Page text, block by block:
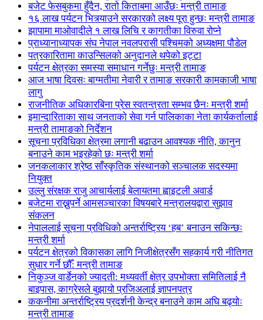
बजेट फेसबुकमा हुँदैन, रातो किताबमा आउँछः मन्त्री तामाङ
१६ लाख पर्यटन भित्र्याउने सरकारको लक्ष्य पूरा हुन्छः मन्त्री तामाङ
झापामा माओवादीले १ लाख लिचि र कागतीका विरुवा रोप्ने
प्राध्यानाध्यापक संघ नेपाल नवलपरासी पश्चिमको अध्यक्षमा पौडेल
पत्रकारितामा काउन्सिलको अनुदानले थपेको इट्टा
पर्यटन क्षेत्रका समस्या समाधान गर्नेछुः मन्त्री तामाङ
आज भाषा दिवसः बाग्मतीमा नेवारी र तामाङ सरकारी कामकाजी भाषा
लागु
राजनीतिक अधिकारबिना प्रेस स्वतन्त्रता सम्भव छैनः मन्त्री शर्मा
इमान्दारिताका साथ जनताकाे सेवा गर्न पालिकाका नेता कार्यकर्तालाई
मन्त्री तामाङको निर्देशन
सूचना प्रविधिका क्षेत्रमा लगानी बढाउन आवश्यक नीति, कानुन
बनाउने काम भइरहेको छः मन्त्री शर्मा
जनकलाकार श्रेष्ठ साँस्कृतिक संस्थानको सञ्चालक सदस्यमा
नियुक्त
उल्लु संरक्षक राजु आचार्यलाई बेलायतमा ह्वाइटली अवार्ड
बजेटमा राख्नुपर्ने आमसञ्चारका विषयबारे मन्त्रालयद्वारा सुझाव
संकलन
नेपाललाई सूचना प्रविधिको अन्तर्राष्ट्रिय ‘हब’ बनाउन सकिन्छः
मन्त्री शर्मा
पर्यटन क्षेत्रको विकासका लागि निजीक्षेत्रसँग सहकार्य गरी नीतिगत
सुधार गर्ने छौँ: मन्त्री तामाङ
निकुञ्ज वार्डेनको ज्यादती: मध्यवर्ती क्षेत्र उपभोक्ता समितिलाई नै
बाइपास, काग्रेसले बुझायो प्रजिअलाई ज्ञापनपत्र
ककनीमा अन्तर्राष्ट्रिय प्रदर्शनी केन्द्र बनाउने काम अघि बढ्योः
मन्त्री तामाङ